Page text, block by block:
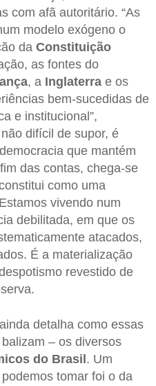
com afã autoritário. “As
modelo exógeno o
da Constituição
as fontes do
, a Inglaterra e os
bem-sucedidas de
e institucional”,
difícil de supor, é
que mantém
das contas, chega-se
como uma
vivendo num
debilitada, em que os
atacados,
É a materialização
revestido de
detalha como essas
– os diversos
do Brasil . Um
tomar foi o da